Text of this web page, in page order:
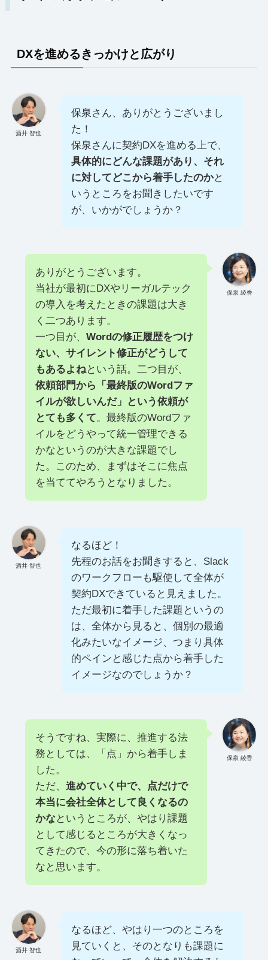
DXを進めるきっかけと広がり
酒井 智也
保泉さん、ありがとうございまし
た！
保泉さんに契約DXを進める上で、
具体的にどんな課題があり、それ
に対してどこから着手したのかと
いうところをお聞きしたいです
が、いかがでしょうか？
保泉 綾香
ありがとうございます。
当社が最初にDXやリーガルテック
の導入を考えたときの課題は大き
く二つあります。
一つ目が、 Wordの修正履歴をつけ
ない、サイレント修正がどうして
もあるよねという話。二つ目が、
依頼部門から「最終版のWordファ
イルが欲しいんだ」という依頼が
とても多くて。最終版のWordファ
イルをどうやって統一管理できる
かなというのが大きな課題でし
た。このため、まずはそこに焦点
を当ててやろうとなりました。
酒井 智也
なるほど！
先程のお話をお聞きすると、Slack
のワークフローも駆使して全体が
契約DXできていると見えました。
ただ最初に着手した課題というの
は、全体から見ると、個別の最適
化みたいなイメージ、つまり具体
的ペインと感じた点から着手した
イメージなのでしょうか？
保泉 綾香
そうですね、実際に、推進する法
務としては、「点」から着手しま
した。
ただ、 進めていく中で、点だけで
本当に会社全体として良くなるの
かなというところが、やはり課題
として感じるところが大きくなっ
てきたので、今の形に落ち着いた
なと思います。
酒井 智也
なるほど、やはり一つのところを
見ていくと、そのとなりも課題に